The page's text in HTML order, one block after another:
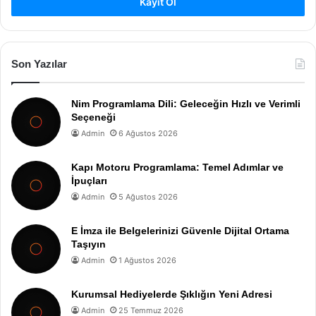
Son Yazılar
Nim Programlama Dili: Geleceğin Hızlı ve Verimli
Seçeneği
Admin 6 Ağustos 2026
Kapı Motoru Programlama: Temel Adımlar ve
İpuçları
Admin 5 Ağustos 2026
E İmza ile Belgelerinizi Güvenle Dijital Ortama
Taşıyın
Admin 1 Ağustos 2026
Kurumsal Hediyelerde Şıklığın Yeni Adresi
Admin 25 Temmuz 2026